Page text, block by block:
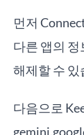
먼저
다른 앱의
해제할 수 있
다음으로